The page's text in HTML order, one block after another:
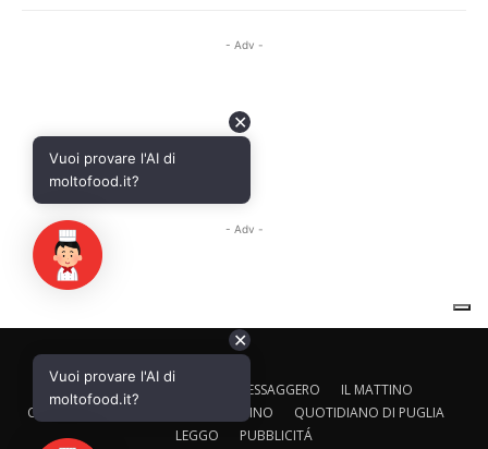
CALTAGIRONE EDITORE IL MESSAGGERO
IL MATTINO
CORRIERE ADRIATICO
IL GAZZETTINO
QUOTIDIANO DI PUGLIA
LEGGO
PUBBLICITÁ
✕
Vuoi provare l'AI di
moltofood.it?